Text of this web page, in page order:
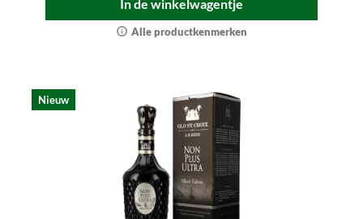
In de winkelwagentje
Alle productkenmerken
Nieuw